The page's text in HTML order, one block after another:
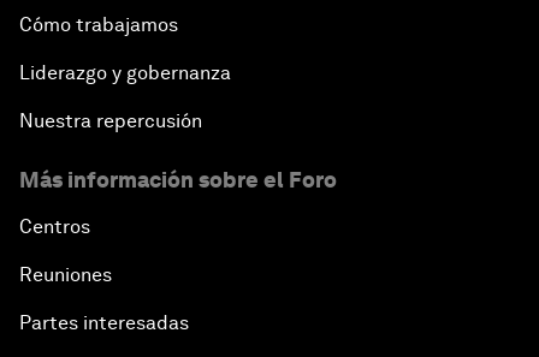
Cómo trabajamos
Liderazgo y gobernanza
Nuestra repercusión
Más información sobre el Foro
Centros
Reuniones
Partes interesadas